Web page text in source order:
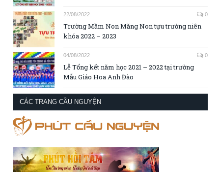
22/08/2022 0
Trường Mầm Non Măng Non tựu trường niên
khóa 2022 – 2023
04/08/2022 0
Lễ Tổng kết năm học 2021 – 2022 tại trường
Mẫu Giáo Hoa Anh Đào
CÁC TRANG CẦU NGUYỆN